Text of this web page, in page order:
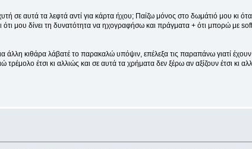
σε αυτά τα λεφτά αντί για κάρτα ήχου; Παίζω μόνος στο δωμάτιό μου κι
ότι μου δίνει τη δυνατότητα να ηχογραφήσω και πράγματα + ότι μπορώ
κιθάρα λάβατέ το παρακαλώ υπόψιν, επέλεξα τις παραπάνω γιατί έχουν
έτσι κι αλλιώς και σε αυτά τα χρήματα δεν ξέρω αν αξίζουν έτσι κι